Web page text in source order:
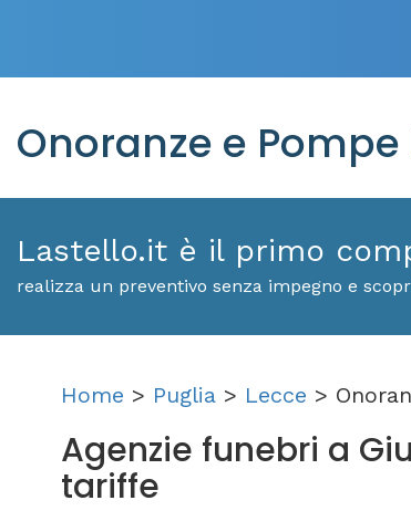
Onoranze e
Lastello.it è il primo
realizza un preventivo senza impegno e
Home > Puglia > Lecce >
Agenzie funebri a
tariffe